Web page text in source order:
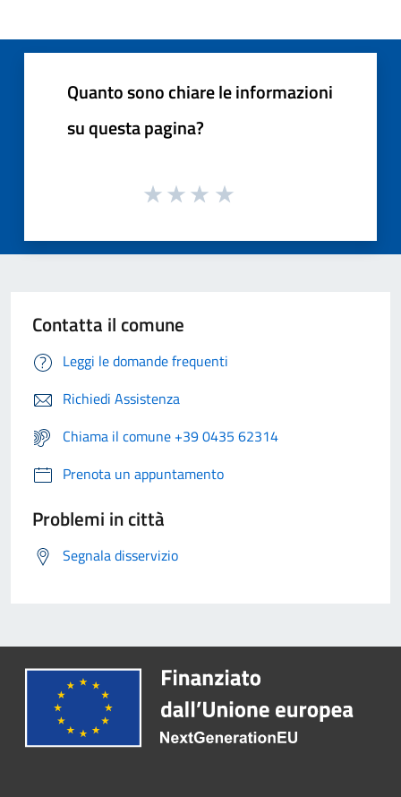
Quanto sono chiare le informazioni
su questa pagina?
Contatta il comune
Leggi le domande frequenti
Richiedi Assistenza
Chiama il comune +39 0435 62314
Prenota un appuntamento
Problemi in città
Segnala disservizio